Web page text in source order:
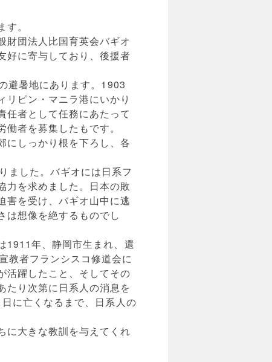
。
財団法人比国育英会バギオ
好に寄与しており、後援者
避暑地にあります。1903
ピン・マニラ港にいかり
任者として任務にあたって
者を募集したもです。
にしっかり根を下ろし、各
ました。バギオには日系フ
力を求めました。日本の敗
害を受け、バギオ山中に逃
は想像を絶するものでし
1911年、静岡市生まれ、還
教者フランシスコ修道会に
活躍したこと、そしてその
たり次第に日系人の消息を
に亡くなるまで、日系人の
に大きな教訓を与えてくれ